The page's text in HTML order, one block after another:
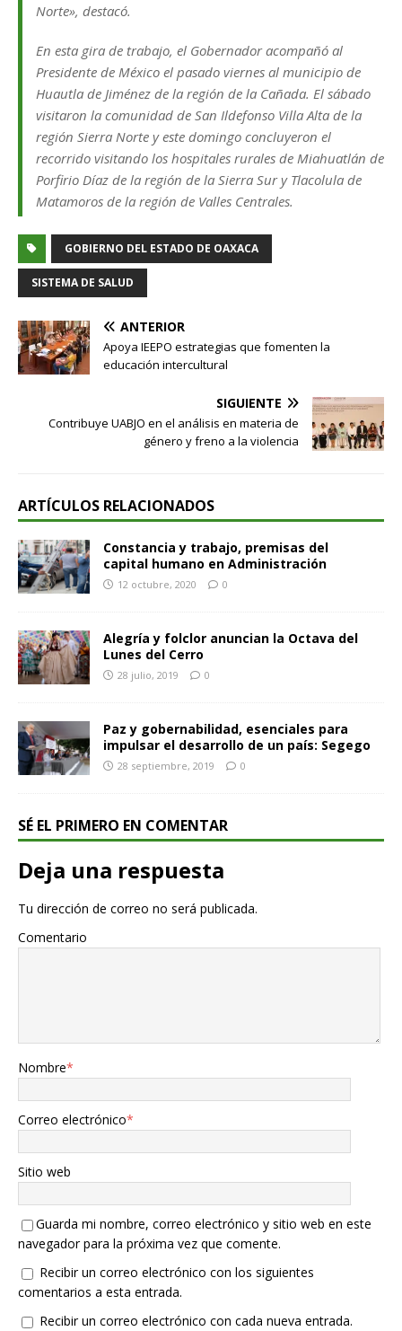
Norte», destacó.
En esta gira de trabajo, el Gobernador acompañó al
Presidente de México el pasado viernes al municipio de
Huautla de Jiménez de la región de la Cañada. El sábado
visitaron la comunidad de San Ildefonso Villa Alta de la
región Sierra Norte y este domingo concluyeron el
recorrido visitando los hospitales rurales de Miahuatlán de
Porfirio Díaz de la región de la Sierra Sur y Tlacolula de
Matamoros de la región de Valles Centrales.
GOBIERNO DEL ESTADO DE OAXACA
SISTEMA DE SALUD
ANTERIOR
Apoya IEEPO estrategias que fomenten la
educación intercultural
SIGUIENTE
Contribuye UABJO en el análisis en materia de
género y freno a la violencia
ARTÍCULOS RELACIONADOS
Constancia y trabajo, premisas del
capital humano en Administración
12 octubre, 2020 0
Alegría y folclor anuncian la Octava del
Lunes del Cerro
28 julio, 2019 0
Paz y gobernabilidad, esenciales para
impulsar el desarrollo de un país: Segego
28 septiembre, 2019 0
SÉ EL PRIMERO EN COMENTAR
Deja una respuesta
Tu dirección de correo no será publicada.
Comentario
Nombre*
Correo electrónico*
Sitio web
Guarda mi nombre, correo electrónico y sitio web en este
navegador para la próxima vez que comente.
Recibir un correo electrónico con los siguientes
comentarios a esta entrada.
Recibir un correo electrónico con cada nueva entrada.